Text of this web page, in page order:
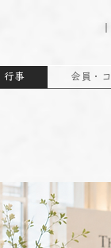
行事 会員・